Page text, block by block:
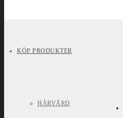
KÖP PRODUKTER
HÅRVÅRD